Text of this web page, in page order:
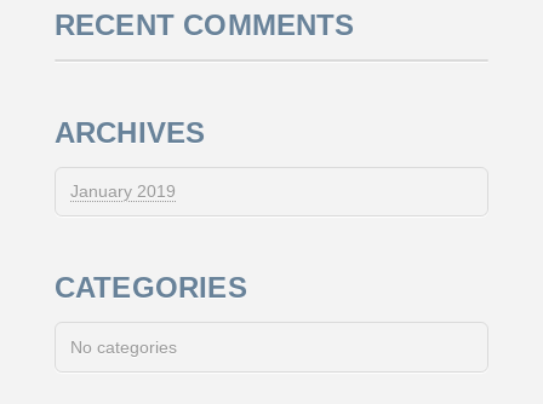
RECENT COMMENTS
ARCHIVES
January 2019
CATEGORIES
No categories